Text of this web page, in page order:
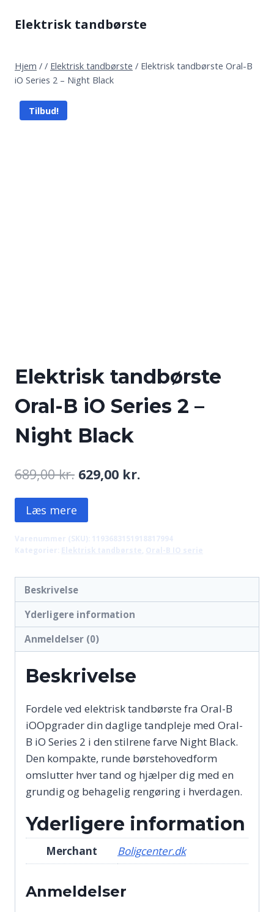
Elektrisk tandbørste
Hjem / / Elektrisk tandbørste / Elektrisk tandbørste Oral-B
iO Series 2 – Night Black
Tilbud!
Elektrisk tandbørste
Oral-B iO Series 2 –
Night Black
689,00kr. Den
oprindelige
var:
689,00 kr..
629,00 kr.
er:
629,00 kr..
Læs mere
Varenummer (SKU): 1193683151918817994
Kategorier: Elektrisk tandbørste Oral-B IO serie
Beskrivelse
Yderligere information
Anmeldelser (0)
Beskrivelse
Fordele ved elektrisk tandbørste fra Oral-B
iOOpgrader din daglige tandpleje med Oral-
B iO Series 2 i den stilrene farve Night Black.
Den kompakte, runde børstehovedform
omslutter hver tand og hjælper dig med en
grundig og behagelig rengøring i hverdagen.
Yderligere information
Merchant Boligcenter.dk
Anmeldelser